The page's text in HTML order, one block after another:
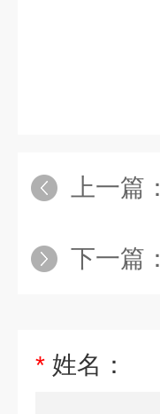
上一篇：
下一篇：
* 姓名：